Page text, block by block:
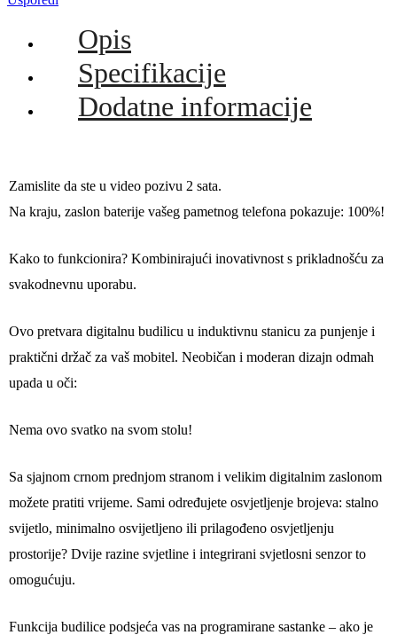
60.2033.10
Opis
Specifikacije
Dodatne informacije
Zamislite da ste u video pozivu 2 sata.
Na kraju, zaslon baterije vašeg pametnog telefona pokazuje: 100%!
Kako to funkcionira? Kombinirajući inovativnost s prikladnošću za
svakodnevnu uporabu.
Ovo pretvara digitalnu budilicu u induktivnu stanicu za punjenje i
praktični držač za vaš mobitel. Neobičan i moderan dizajn odmah
upada u oči:
Nema ovo svatko na svom stolu!
Sa sjajnom crnom prednjom stranom i velikim digitalnim zaslonom
možete pratiti vrijeme. Sami određujete osvjetljenje brojeva: stalno
svijetlo, minimalno osvijetljeno ili prilagođeno osvjetljenju
prostorije? Dvije razine svjetline i integrirani svjetlosni senzor to
omogućuju.
Funkcija budilice podsjeća vas na programirane sastanke – ako je